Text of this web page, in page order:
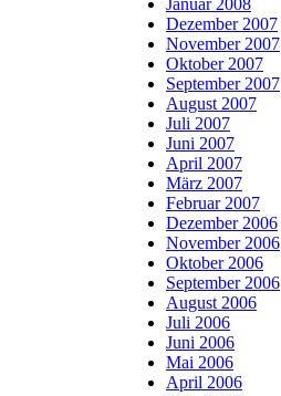
Dezember 2007
November 2007
Oktober 2007
September 2007
August 2007
Juli 2007
Juni 2007
April 2007
März 2007
Februar 2007
Dezember 2006
November 2006
Oktober 2006
September 2006
August 2006
Juli 2006
Juni 2006
Mai 2006
April 2006